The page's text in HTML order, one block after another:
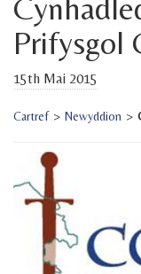
Prifysgol
15th Mai 2015
Cartref > Newyddion >